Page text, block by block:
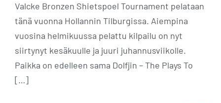
Valcke Bronzen Shietspoel Tournament pelataan
tänä vuonna Hollannin Tilburgissa. Aiempina
vuosina helmikuussa pelattu kilpailu on nyt
siirtynyt kesäkuulle ja juuri juhannusviikolle.
Paikka on edelleen sama Dolfjin – The Plays To
[…]